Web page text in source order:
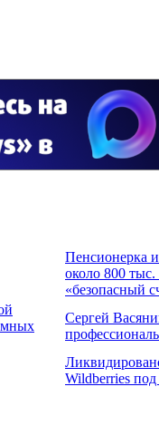
Пенсионерка
около 800
«безопасный
Сергей
Wildberries